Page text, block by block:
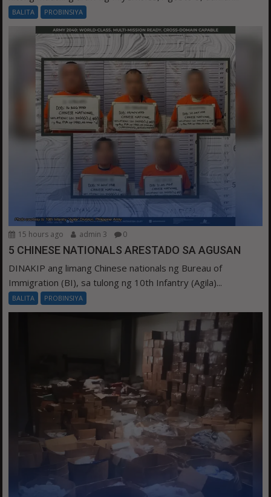
BALITA PROBINSIYA
15 hours ago admin 3 0
5 CHINESE NATIONALS ARESTADO SA AGUSAN
DINAKIP ang limang Chinese nationals ng Bureau of
Immigration (BI), sa tulong ng 10th Infantry (Agila)...
BALITA PROBINSIYA